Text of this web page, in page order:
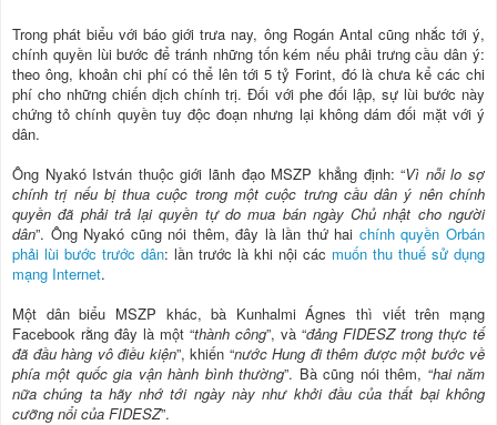
Trong phát biểu với báo giới trưa nay, ông Rogán Antal cũng nhắc tới ý,
chính quyền lùi bước để tránh những tốn kém nếu phải trưng cầu dân ý:
theo ông, khoản chi phí có thể lên tới 5 tỷ Forint, đó là chưa kể các chi
phí cho những chiến dịch chính trị. Đối với phe đối lập, sự lùi bước này
chứng tỏ chính quyền tuy độc đoạn nhưng lại không dám đối mặt với ý
dân.
Ông Nyakó István thuộc giới lãnh đạo MSZP khẳng định: “Vì nỗi lo sợ
chính trị nếu bị thua cuộc trong một cuộc trưng cầu dân ý nên chính
quyền đã phải trả lại quyền tự do mua bán ngày Chủ nhật cho người
dân”. Ông Nyakó cũng nói thêm, đây là lần thứ hai chính quyền Orbán
phải lùi bước trước dân: lần trước là khi nội các muốn thu thuế sử dụng
mạng Internet.
Một dân biểu MSZP khác, bà Kunhalmi Ágnes thì viết trên mạng
Facebook rằng đây là một “thành công”, và “đảng FIDESZ trong thực tế
đã đầu hàng vô điều kiện”, khiến “nước Hung đi thêm được một bước về
phía một quốc gia vận hành bình thường”. Bà cũng nói thêm, “hai năm
nữa chúng ta hãy nhớ tới ngày này như khởi đầu của thất bại không
cưỡng nổi của FIDESZ”.